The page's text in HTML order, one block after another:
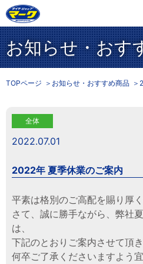
お知らせ・おす
TOPページ お知らせ・おすすめ商品
全体
2022.07.01
2022年 夏季休業のご案内
平素は格別のご高配を賜り厚
さて、誠に勝手ながら、弊社
は、
下記のとおりご案内させて頂き
何卒ご了承くださいますよう